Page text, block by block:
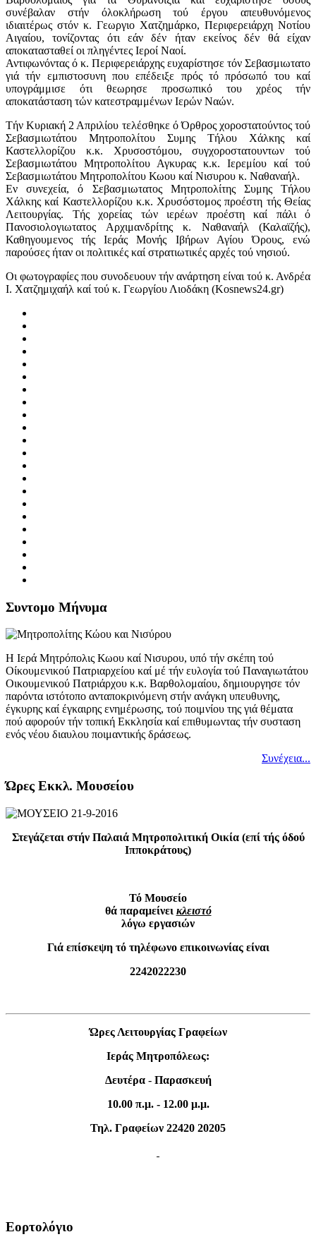
συνέβαλαν στήν όλοκλήρωση τού έργου απευθυνόμενος
ιδιαιτέρως στόν κ. Γεωργιο Χατζημάρκο, Περιφερειάρχη Νοτίου
Αιγαίου, τονίζοντας ότι εάν δέν ήταν εκείνος δέν θά είχαν
αποκατασταθεί οι πληγέντες Ιεροί Ναοί.
Αντιφωνόντας ό κ. Περιφερειάρχης ευχαρίστησε τόν Σεβασμιωτατο
γιά τήν εμπιστοσυνη που επέδειξε πρός τό πρόσωπό του καί
υπογράμμισε ότι θεωρησε προσωπικό του χρέος τήν
αποκατάσταση τών κατεστραμμένων Ιερών Ναών.
Τήν Κυριακή 2 Απριλίου τελέσθηκε ό Όρθρος χοροστατούντος τού
Σεβασμιωτάτου Μητροπολίτου Συμης Τήλου Χάλκης καί
Καστελλορίζου κ.κ. Χρυσοστόμου, συγχοροστατουντων τού
Σεβασμιωτάτου Μητροπολίτου Αγκυρας κ.κ. Ιερεμίου καί τού
Σεβασμιωτάτου Μητροπολίτου Κωου καί Νισυρου κ. Ναθαναήλ.
Εν συνεχεία, ό Σεβασμιωτατος Μητροπολίτης Συμης Τήλου
Χάλκης καί Καστελλορίζου κ.κ. Χρυσόστομος προέστη τής Θείας
Λειτουργίας. Τής χορείας τών ιερέων προέστη καί πάλι ό
Πανοσιολογιωτατος Αρχιμανδρίτης κ. Ναθαναήλ (Καλαϊζής),
Καθηγουμενος τής Ιεράς Μονής Ιβήρων Αγίου Όρους, ενώ
παρούσες ήταν οι πολιτικές καί στρατιωτικές αρχές τού νησιού.
Οι φωτογραφίες που συνοδευουν τήν ανάρτηση είναι τού κ. Ανδρέα
Ι. Χατζημιχαήλ καί τού κ. Γεωργίου Λιοδάκη (Kosnews24.gr)
Συντομο Μήνυμα
Η Ιερά Μητρόπολις Κωου καί Νισυρου, υπό τήν σκέπη τού
Οίκουμενικού Πατριαρχείου καί μέ τήν ευλογία τού Παναγιωτάτου
Οικουμενικού Πατριάρχου κ.κ. Βαρθολομαίου, δημιουργησε τόν
παρόντα ιστότοπο ανταποκρινόμενη στήν ανάγκη υπευθυνης,
έγκυρης καί έγκαιρης ενημέρωσης, τού ποιμνίου της γιά θέματα
πού αφορούν τήν τοπική Εκκλησία καί επιθυμωντας τήν συσταση
ενός νέου διαυλου ποιμαντικής δράσεως.
Συνέχεια...
Ώρες Εκκλ. Μουσείου
Στεγάζεται στήν Παλαιά Μητροπολιτική Οικία (επί τής όδού
Ιπποκράτους)
Τό Μουσείο
θά παραμείνει κλειστό
λόγω εργασιών
Γιά επίσκεψη τό τηλέφωνο επικοινωνίας είναι
2242022230
Ώρες Λειτουργίας Γραφείων
Ιεράς Μητροπόλεως:
Δευτέρα- Παρασκευή
10.00 π.μ. - 12.00 μ.μ.
Τηλ. Γραφείων 22420 20205
Εορτολόγιο